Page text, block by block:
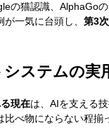
の猫認識、 AlphaGo
一気に台頭し、 第3
ステムの実
現在は、 AIを支える技
べ物にならない程揃